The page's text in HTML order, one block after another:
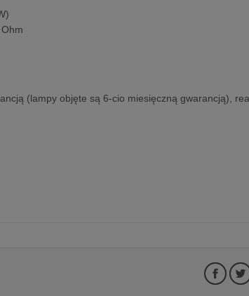
(lampy objęte są 6-cio miesięczną gwarancją),